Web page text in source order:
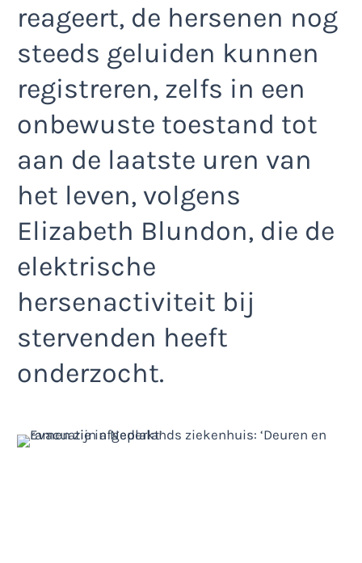
reageert, de hersenen nog
steeds geluiden kunnen
registreren, zelfs in een
onbewuste toestand tot
aan de laatste uren van
het leven, volgens
Elizabeth Blundon, die de
elektrische
hersenactiviteit bij
stervenden heeft
onderzocht.